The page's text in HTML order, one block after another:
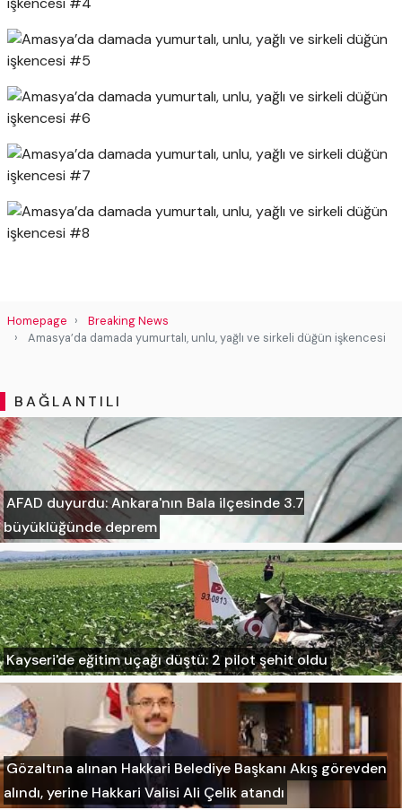
Homepage
Breaking News
Amasya’da damada yumurtalı, unlu, yağlı ve sirkeli düğün işkencesi
BAĞLANTILI
AFAD duyurdu: Ankara'nın Bala ilçesinde 3.7
büyüklüğünde deprem
Kayseri'de eğitim uçağı düştü: 2 pilot şehit oldu
Gözaltına alınan Hakkari Belediye Başkanı Akış görevden
alındı, yerine Hakkari Valisi Ali Çelik atandı